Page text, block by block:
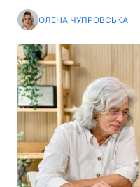
ОЛЕНА ЧУПРОВСЬКА